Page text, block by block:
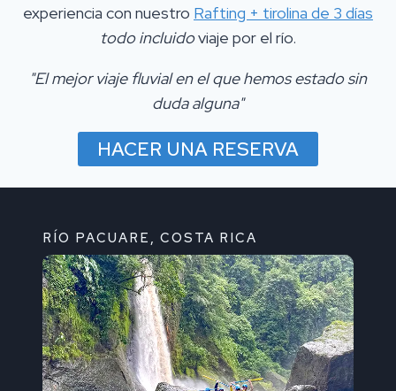
experiencia con nuestro Rafting + tirolina de 3 días
todo incluidoviaje por el río.
"El mejor viaje fluvial en el que hemos estado sin
duda alguna"
HACER UNA RESERVA
RÍO PACUARE, COSTA RICA